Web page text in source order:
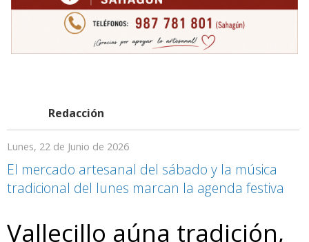
Redacción
Lunes, 22 de Junio de 2026
El mercado artesanal del sábado y la música
tradicional del lunes marcan la agenda festiva
Vallecillo aúna tradición,